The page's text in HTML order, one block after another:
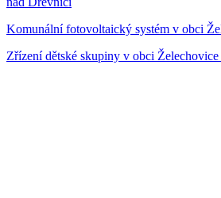
Komunální fotovoltaický systém v obci
Zřízení dětské skupiny v obci